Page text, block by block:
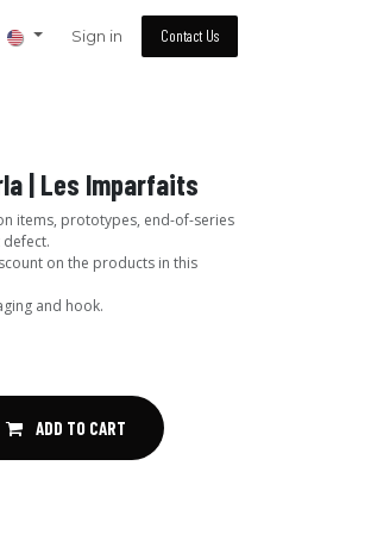
Sign in Contact Us
| Les Imparfaits
items, prototypes, end-of-series
on the products in this
and hook.
ADD TO CART